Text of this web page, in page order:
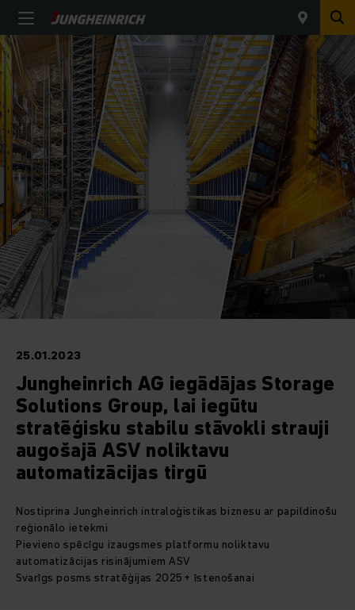
25.01.2023
Jungheinrich AG iegādājas Storage
Solutions Group, lai iegūtu
stratēģisku stabilu stāvokli strauji
augošajā ASV noliktavu
automatizācijas tirgū
Nostiprina Jungheinrich intraloģistikas biznesu ar papildinošu
reģionālo ietekmi
Pievieno spēcīgu izaugsmes platformu noliktavu
automatizācijas risinājumiem ASV
Svarīgs posms stratēģijas 2025+ īstenošanai